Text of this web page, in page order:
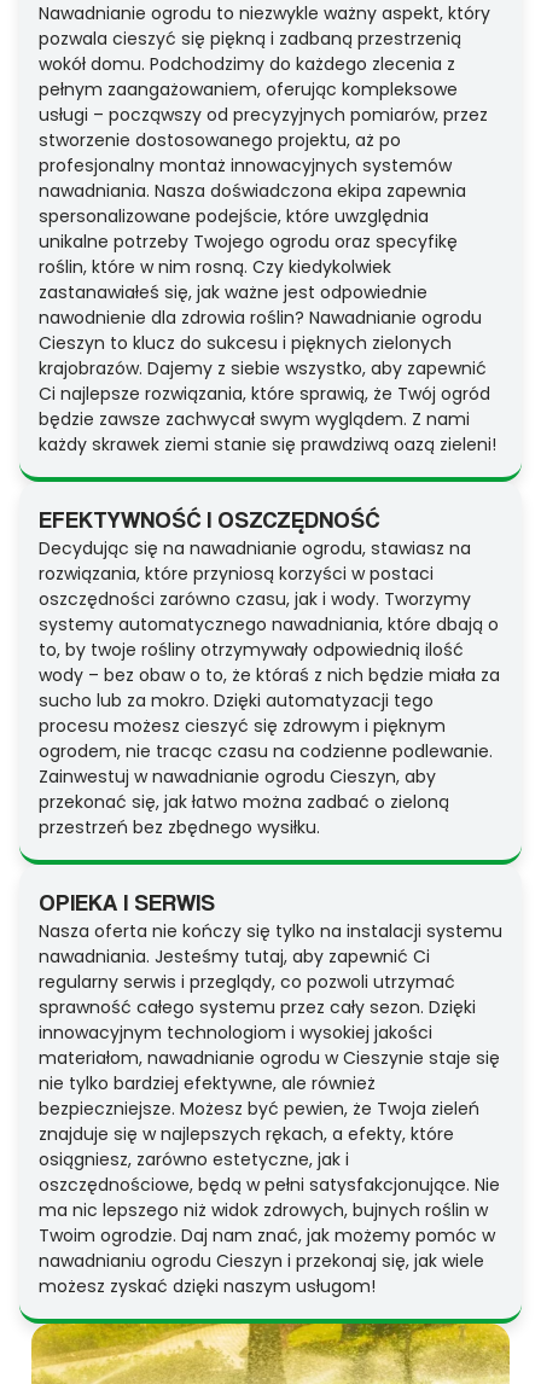
Nawadnianie ogrodu to niezwykle ważny aspekt, który
pozwala cieszyć się piękną i zadbaną przestrzenią
wokół domu. Podchodzimy do każdego zlecenia z
pełnym zaangażowaniem, oferując kompleksowe
usługi – począwszy od precyzyjnych pomiarów, przez
stworzenie dostosowanego projektu, aż po
profesjonalny montaż innowacyjnych systemów
nawadniania. Nasza doświadczona ekipa zapewnia
spersonalizowane podejście, które uwzględnia
unikalne potrzeby Twojego ogrodu oraz specyfikę
roślin, które w nim rosną. Czy kiedykolwiek
zastanawiałeś się, jak ważne jest odpowiednie
nawodnienie dla zdrowia roślin? Nawadnianie ogrodu
Cieszyn to klucz do sukcesu i pięknych zielonych
krajobrazów. Dajemy z siebie wszystko, aby zapewnić
Ci najlepsze rozwiązania, które sprawią, że Twój ogród
będzie zawsze zachwycał swym wyglądem. Z nami
każdy skrawek ziemi stanie się prawdziwą oazą zieleni!
EFEKTYWNOŚĆ I OSZCZĘDNOŚĆ
Decydując się na nawadnianie ogrodu, stawiasz na
rozwiązania, które przyniosą korzyści w postaci
oszczędności zarówno czasu, jak i wody. Tworzymy
systemy automatycznego nawadniania, które dbają o
to, by twoje rośliny otrzymywały odpowiednią ilość
wody – bez obaw o to, że któraś z nich będzie miała za
sucho lub za mokro. Dzięki automatyzacji tego
procesu możesz cieszyć się zdrowym i pięknym
ogrodem, nie tracąc czasu na codzienne podlewanie.
Zainwestuj w nawadnianie ogrodu Cieszyn, aby
przekonać się, jak łatwo można zadbać o zieloną
przestrzeń bez zbędnego wysiłku.
OPIEKA I SERWIS
Nasza oferta nie kończy się tylko na instalacji systemu
nawadniania. Jesteśmy tutaj, aby zapewnić Ci
regularny serwis i przeglądy, co pozwoli utrzymać
sprawność całego systemu przez cały sezon. Dzięki
innowacyjnym technologiom i wysokiej jakości
materiałom, nawadnianie ogrodu w Cieszynie staje się
nie tylko bardziej efektywne, ale również
bezpieczniejsze. Możesz być pewien, że Twoja zieleń
znajduje się w najlepszych rękach, a efekty, które
osiągniesz, zarówno estetyczne, jak i
oszczędnościowe, będą w pełni satysfakcjonujące. Nie
ma nic lepszego niż widok zdrowych, bujnych roślin w
Twoim ogrodzie. Daj nam znać, jak możemy pomóc w
nawadnianiu ogrodu Cieszyn i przekonaj się, jak wiele
możesz zyskać dzięki naszym usługom!